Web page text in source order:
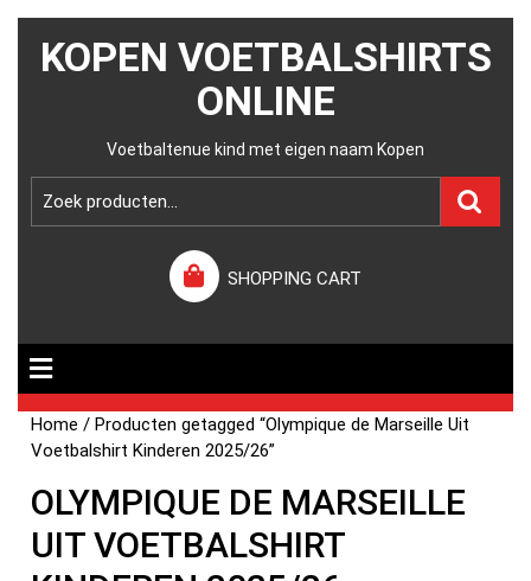
KOPEN VOETBALSHIRTS
ONLINE
Voetbaltenue kind met eigen naam Kopen
SHOPPING CART
Home / Producten getagged “Olympique de Marseille Uit
Voetbalshirt Kinderen 2025/26”
OLYMPIQUE DE MARSEILLE
UIT VOETBALSHIRT